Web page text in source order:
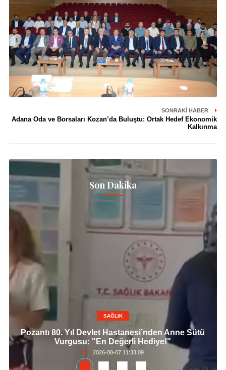
SONRAKI HABER
Adana Oda ve Borsaları Kozan’da Buluştu: Ortak Hedef Ekonomik
Kalkınma
Son Dakika
SAĞLIK
Pozantı 80. Yıl Devlet Hastanesi’nden Anne Sütü
Vurgusu: "En Değerli Hediye!"
2026-08-07 11:33:09